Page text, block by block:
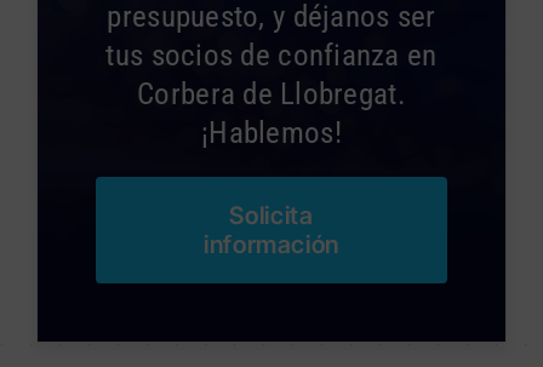
presupuesto, y déjanos ser
tus socios de confianza en
Corbera de Llobregat.
¡Hablemos!
Solicita
información